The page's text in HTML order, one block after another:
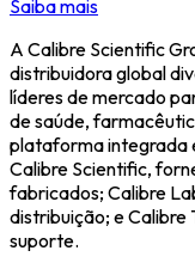
Saiba mais
A Calibre Scientific
distribuidora global
líderes de mercado
de saúde,
plataforma integrada
Calibre Scientific,
fabricados; Calibre
distribuição; e Calibre
suporte.